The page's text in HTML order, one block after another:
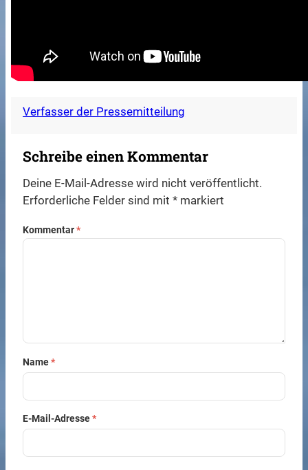
Verfasser der Pressemitteilung
Schreibe einen Kommentar
Deine E-Mail-Adresse wird nicht veröffentlicht.
Erforderliche Felder sind mit* markiert
Kommentar*
Name*
E-Mail-Adresse*